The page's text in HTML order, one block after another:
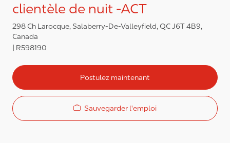
clientèle de nuit -ACT
298 Ch Larocque, Salaberry-De-Valleyfield, QC J6T 4B9,
Canada
R598190
Postulez maintenant
Sauvegarder l'emploi